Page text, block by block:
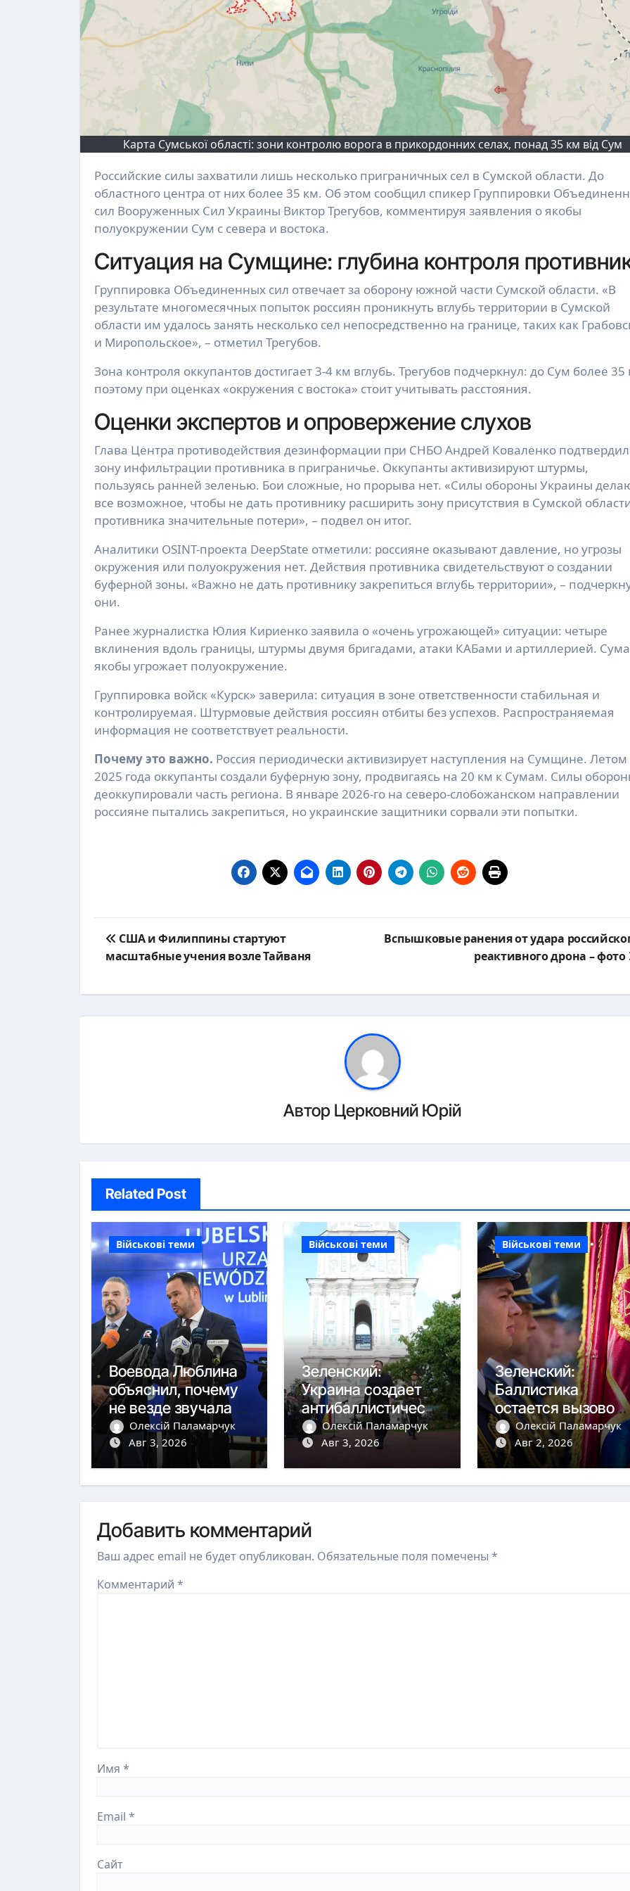
Карта Сумської області: зони контролю ворога в прикордонних селах, понад 35 км від Сум
Российские силы захватили лишь несколько приграничных сел в Сумской области. До
областного центра от них более 35 км. Об этом сообщил спикер Группировки
сил Вооруженных Сил Украины Виктор Трегубов, комментируя заявления о якобы
полуокружении Сум с севера и востока.
Ситуация на Сумщине: глубина контроля
Группировка Объединенных сил отвечает за оборону южной части Сумской области. «В
результате многомесячных попыток россиян проникнуть вглубь территории в Сумской
области им удалось занять несколько сел непосредственно на границе, таких как
и Миропольское», – отметил Трегубов.
Зона контроля оккупантов достигает 3-4 км вглубь. Трегубов подчеркнул: до Сум более 35
поэтому при оценках «окружения с востока» стоит учитывать расстояния.
Оценки экспертов и опровержение слухов
Глава Центра противодействия дезинформации при СНБО Андрей Коваленко подтвердил
зону инфильтрации противника в приграничье. Оккупанты активизируют штурмы,
пользуясь ранней зеленью. Бои сложные, но прорыва нет. «Силы обороны Украины
все возможное, чтобы не дать противнику расширить зону присутствия в Сумской
противника значительные потери», – подвел он итог.
Аналитики OSINT-проекта DeepState отметили: россияне оказывают давление, но угрозы
окружения или полуокружения нет. Действия противника свидетельствуют о создании
буферной зоны. «Важно не дать противнику закрепиться вглубь территории», –
они.
Ранее журналистка Юлия Кириенко заявила о «очень угрожающей» ситуации: четыре
вклинения вдоль границы, штурмы двумя бригадами, атаки КАБами и артиллерией.
якобы угрожает полуокружение.
Группировка войск «Курск» заверила: ситуация в зоне ответственности стабильная и
контролируемая. Штурмовые действия россиян отбиты без успехов. Распространяемая
информация не соответствует реальности.
Почему это важно. Россия периодически активизирует наступления на Сумщине. Летом
2025 года оккупанты создали буферную зону, продвигаясь на 20 км к Сумам. Силы
деоккупировали часть региона. В январе 2026-го на северо-слобожанском направлении
россияне пытались закрепиться, но украинские защитники сорвали эти попытки.
Навигация
по
США и Филиппины стартуют
масштабные учения возле Тайваня
Вспышковые ранения от удара
реактивного дрона – фото
Автор Церковний Юрій
Related Post
Військові теми
Воевода Люблина
объяснил, почему
не везде звучала
тревога
Олексій Паламарчук
Авг 3, 2026
Військові теми
Зеленский:
Украина создает
антибаллистическу
ю систему «Фрея»
с Европой
Олексій Паламарчук
Авг 3, 2026
Військові теми
Зеленский:
Баллистика
остается вызовом,
но дроны сбиваем
более чем на 90%
Олексій Паламарчук
Авг 2, 2026
Добавить комментарий
Ваш адрес email не будет опубликован. Обязательные поля помечены *
Комментарий *
Имя *
Email *
Сайт